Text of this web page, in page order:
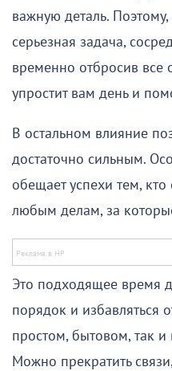
важную деталь.
серьезная задача,
временно отбросив все
упростит вам день и
В остальном влияние
достаточно сильным.
обещает успехи тем, кто
любым делам, за
Это подходящее время
порядок и избавляться
простом, бытовом, так
Можно прекратить